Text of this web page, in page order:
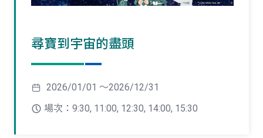
尋寶到宇宙的盡頭
2026/01/01 ～2026/12/31
場次：9:30, 11:00, 12:30, 14:00, 15:30